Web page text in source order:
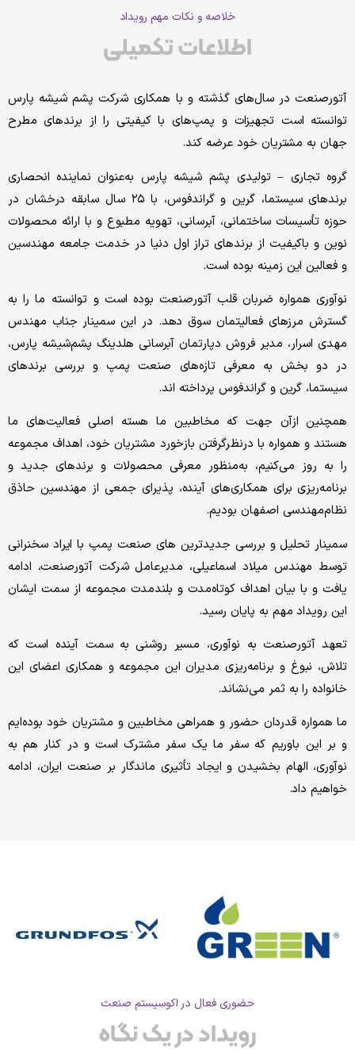
خلاصه و نکات مهم رویداد
اطلاعات تکمیلی
در سال‌‌های گذشته و با همکاری شرکت پشم‌ شیشه پارس
است تجهیزات و پمپ‌های با کیفیتی را از برندهای مطرح
به مشتریان خود عرضه کند.
تجاری–تولیدی پشم‌ شیشه پارس به‌عنوان نماینده انحصاری
برندهای سیستما، گرین و گراندفوس، با ۲۵ سال سابقه درخشان در
تأسیسات ساختمانی، آبرسانی، تهویه‌ مطبوع و با ارائه محصولات
و باکیفیت از برندهای تراز اول دنیا در خدمت جامعه مهندسین
این زمینه بوده است.
همواره ضربان قلب آتورصنعت بوده است و توانسته ما را به
مرزهای فعالیتمان سوق دهد. در این سمینار جناب مهندس
اسرار، مدیر فروش دپارتمان آبرسانی هلدینگ پشم‌شیشه پارس،
دو بخش به معرفی تازه‌های صنعت پمپ و بررسی برندهای
گرین و گراندفوس پرداخته اند.
ازآن‌ جهت که مخاطبین ما هسته اصلی فعالیت‌های ما
و همواره با درنظرگرفتن بازخورد مشتریان خود، اهداف مجموعه
روز می‌کنیم، به‌منظور معرفی محصولات و برندهای جدید و
برای همکاری‌های آینده، پذیرای جمعی از مهندسین حاذق
اصفهان بودیم.
تحلیل و بررسی جدیدترین‌ های صنعت پمپ با ایراد سخنرانی
مهندس میلاد اسماعیلی، مدیرعامل شرکت آتورصنعت، ادامه
و با بیان اهداف کوتاه‌مدت و بلندمدت مجموعه از سمت ایشان
رویداد مهم به پایان رسید.
آتورصنعت به نوآوری، مسیر روشنی به سمت آینده است که
نبوغ و برنامه‌ریزی مدیران این مجموعه و همکاری اعضای این
را به ثمر می‌نشاند.
قدردان حضور و همراهی مخاطبین و مشتریان خود بوده‌ایم
این باوریم که سفر ما یک سفر مشترک است و در کنار هم به
الهام بخشیدن و ایجاد تأثیری ماندگار بر صنعت ایران، ادامه
داد.
حضوری فعال در اکوسیستم صنعت
رویداد در یک نگاه